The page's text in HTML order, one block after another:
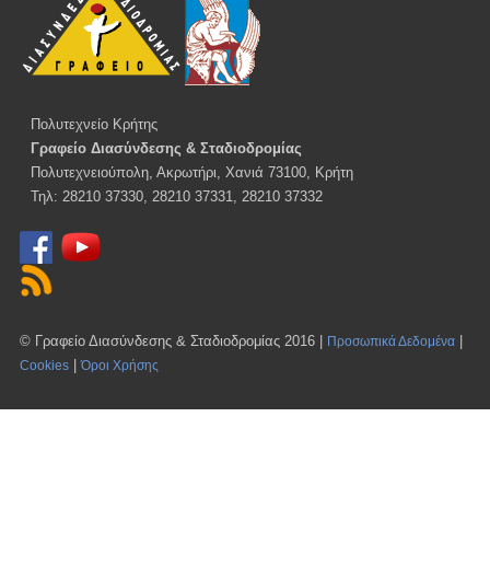
Πολυτεχνείο Κρήτης
Γραφείο Διασύνδεσης & Σταδιοδρομίας
Πολυτεχνειούπολη, Ακρωτήρι, Χανιά 73100, Κρήτη
Τηλ: 28210 37330, 28210 37331, 28210 37332
© Γραφείο Διασύνδεσης & Σταδιοδρομίας 2016 | Προσωπικά Δεδομένα|
Cookies|Όροι Χρήσης